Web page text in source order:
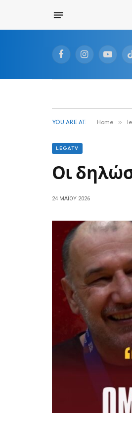
FacebookInstagram
YOU ARE AT: Home »
LEGATV
Οι
24 ΜΑΪ́ΟΥ 2026